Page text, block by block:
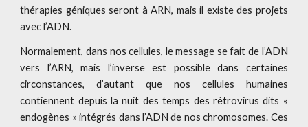
thérapies géniques seront à ARN, mais il existe des projets
avec l’ADN.
Normalement, dans nos cellules, le message se fait de l’ADN
vers l’ARN, mais l’inverse est possible dans certaines
circonstances, d’autant que nos cellules humaines
contiennent depuis la nuit des temps des rétrovirus dits «
endogènes » intégrés dans l’ADN de nos chromosomes. Ces